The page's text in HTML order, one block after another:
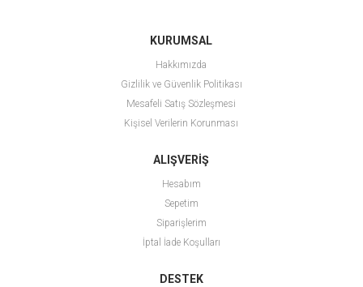
KURUMSAL
Hakkımızda
Gizlilik ve Güvenlik Politikası
Mesafeli Satış Sözleşmesi
Kişisel Verilerin Korunması
ALIŞVERİŞ
Hesabım
Sepetim
Siparişlerim
İptal İade Koşulları
DESTEK